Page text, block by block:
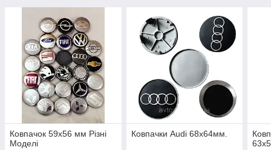
Ковпачок 59х56 мм Різні
Моделі
Ковпачки Audi 68х64мм.